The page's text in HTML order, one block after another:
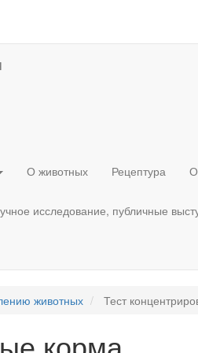
О животных Рецептура
исследование, публичные
животных Тест